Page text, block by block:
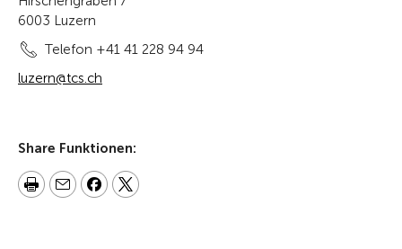
6003 Luzern
Telefon +41 41 228 94 94
luzern@tcs.ch
Share Funktionen: